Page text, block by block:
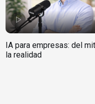
IA para empresas: del
la realidad